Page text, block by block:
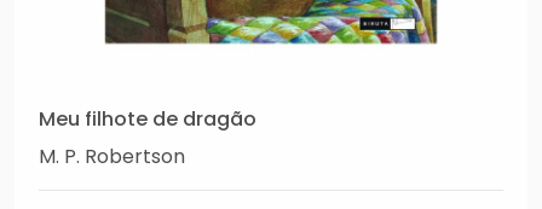
Meu filhote de dragão
M. P. Robertson